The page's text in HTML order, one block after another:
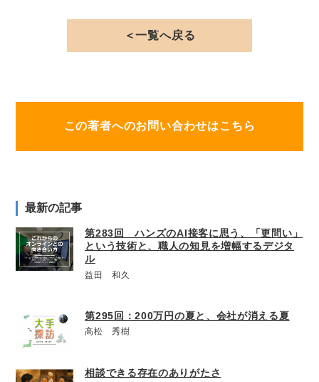
＜一覧へ戻る
この著者へのお問い合わせはこちら
最新の記事
第283回 ハンズのAI接客に思う、「更問い」
という技術と、職人の知見を増幅するデジタ
ル
益田 和久
第295回：200万円の夏と、会社が消える夏
高松 秀樹
相談できる存在のありがたさ